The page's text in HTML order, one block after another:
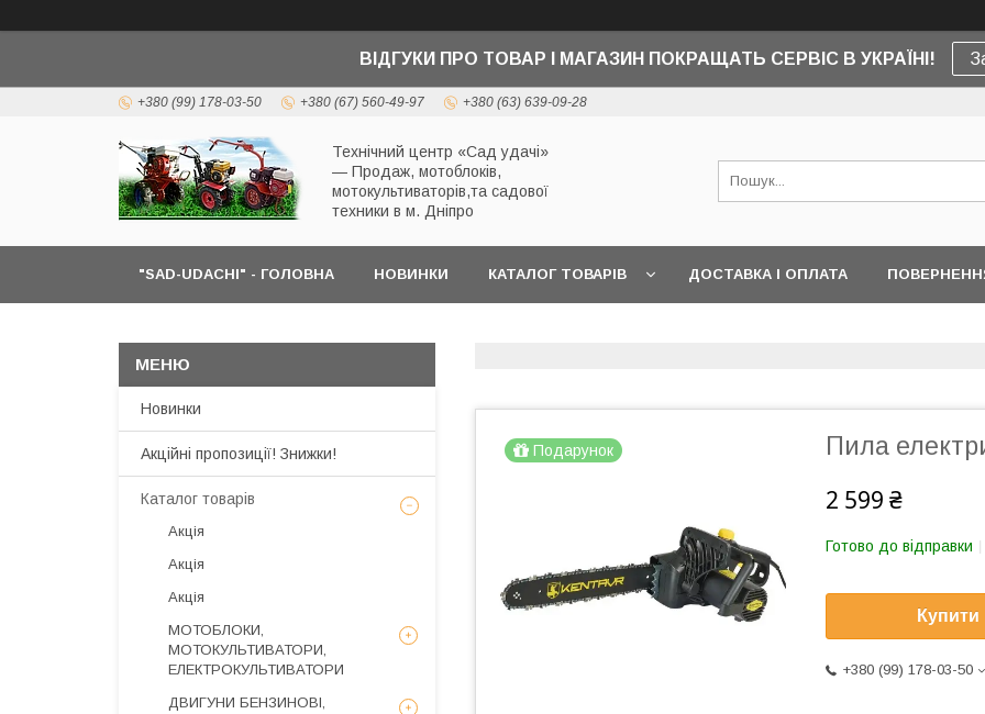
ВІДГУКИ ПРО ТОВАР І МАГАЗИН ПОКРАЩАТЬ СЕРВІС В УКРАЇНІ!
+380 (99) 178-03-50 +380 (67) 560-49-97 +380 (63) 639-09-28
Технічний центр «Сад удачі»
— Продаж, мотоблоків,
мотокультиваторів,та садової
техники в м. Дніпро
"SAD-UDACHI" - ГОЛОВНА НОВИНКИ КАТАЛОГ ТОВАРІВ ДОСТАВКА І ОПЛАТА
Подарунок Пила
2 599 ₴
Готово до відправки
Купити
+380 (99) 178-03-50
Новинки
Акційні пропозиції! Знижки!
Каталог товарів
Акція
Акція
Акція
МОТОБЛОКИ,
МОТОКУЛЬТИВАТОРИ,
ЕЛЕКТРОКУЛЬТИВАТОРИ
ДВИГУНИ БЕНЗИНОВІ,